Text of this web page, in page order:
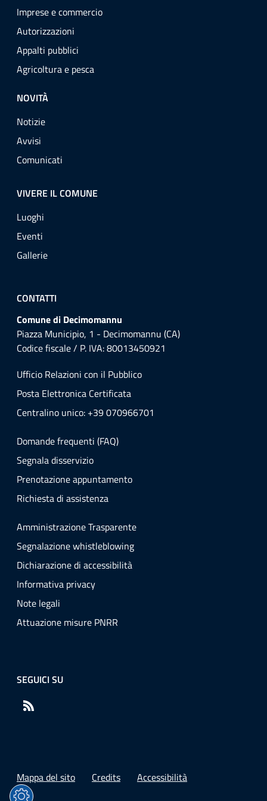
Imprese e commercio
Autorizzazioni
Appalti pubblici
Agricoltura e pesca
NOVITÀ
Notizie
Avvisi
Comunicati
VIVERE IL COMUNE
Luoghi
Eventi
Gallerie
CONTATTI
Comune di Decimomannu
Piazza Municipio, 1 - Decimomannu (CA)
Codice fiscale / P. IVA: 80013450921
Ufficio Relazioni con il Pubblico
Posta Elettronica Certificata
Centralino unico: +39 070966701
Domande frequenti (FAQ)
Segnala disservizio
Prenotazione appuntamento
Richiesta di assistenza
Amministrazione Trasparente
Segnalazione whistleblowing
Dichiarazione di accessibilità
Informativa privacy
Note legali
Attuazione misure PNRR
SEGUICI SU
Mappa del sito Credits Accessibilità